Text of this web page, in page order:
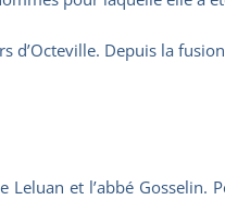
d’Octeville. Depuis la
et l’abbé